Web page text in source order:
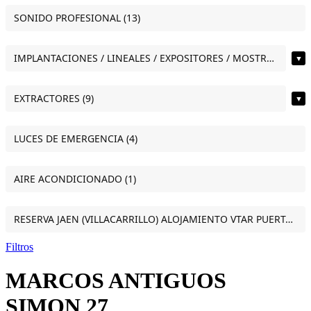
SONIDO PROFESIONAL (13)
IMPLANTACIONES / LINEALES / EXPOSITORES / MOSTRADORES (11) ▼
EXTRACTORES (9) ▼
LUCES DE EMERGENCIA (4)
AIRE ACONDICIONADO (1)
RESERVA JAEN (VILLACARRILLO) ALOJAMIENTO VTAR PUERTA DEL SOL ESTUDIO VILLACARRILLO (JAEN) (1)
Filtros
MARCOS ANTIGUOS